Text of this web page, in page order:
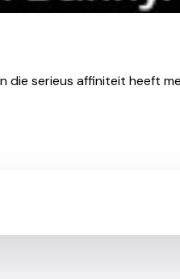
serieus affiniteit heeft